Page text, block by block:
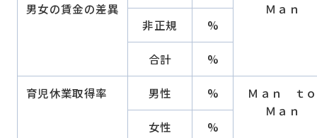
男女の賃金の差異
Ｍａｎ
非正規
%
合計 %
育児休業取得率 男性 %
Ｍａｎ ｔｏ
Ｍａｎ
女性
%